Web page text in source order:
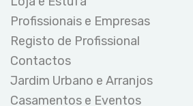
Profissionais e Empresas
Registo de Profissional
Contactos
Jardim Urbano e Arranjos
Casamentos e Eventos